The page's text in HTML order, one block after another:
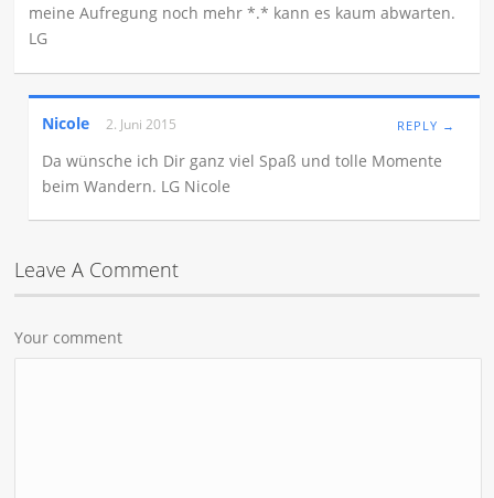
meine Aufregung noch mehr *.* kann es kaum abwarten.
LG
Nicole 2. Juni 2015 REPLY →
Da wünsche ich Dir ganz viel Spaß und tolle Momente
beim Wandern. LG Nicole
Leave A Comment
Your comment